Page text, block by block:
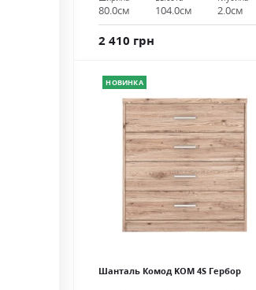
80.0см 104.0см 2.0см
2 410 грн
НОВИНКА
Шанталь Комод KOM 4S Гербор